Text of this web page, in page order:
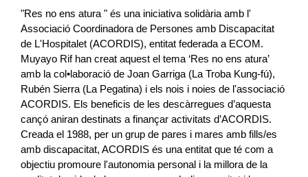
"Res no ens atura " és una iniciativa solidària amb l'
Associació Coordinadora de Persones amb Discapacitat
de L'Hospitalet (ACORDIS), entitat federada a ECOM.
Muyayo Rif han creat aquest el tema ‘Res no ens atura’
amb la col•laboració de Joan Garriga (La Troba Kung-fú),
Rubén Sierra (La Pegatina) i els nois i noies de l'associació
ACORDIS. Els beneficis de les descàrregues d’aquesta
cançó aniran destinats a finançar activitats d’ACORDIS.
Creada el 1988, per un grup de pares i mares amb fills/es
amb discapacitat, ACORDIS és una entitat que té com a
objectiu promoure l'autonomia personal i la millora de la